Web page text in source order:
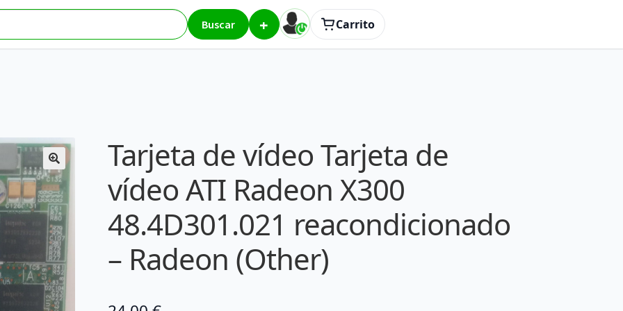
Buscar + Carrito
de vídeo ATI Radeon X300 48.4D301.021 reacondicionado – Radeon (Other)
Tarjeta de vídeo Tarjeta de
vídeo ATI Radeon X300
48.4D301.021 reacondicionado
– Radeon (Other)